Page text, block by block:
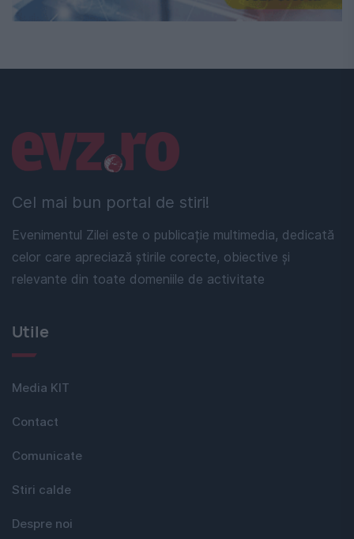
Cel mai bun portal de stiri!
Evenimentul Zilei este o publicație multimedia, dedicată
celor care apreciază știrile corecte, obiective și
relevante din toate domeniile de activitate
Linkuri utile
Utile
Media KIT
Contact
Comunicate
Stiri calde
Despre noi